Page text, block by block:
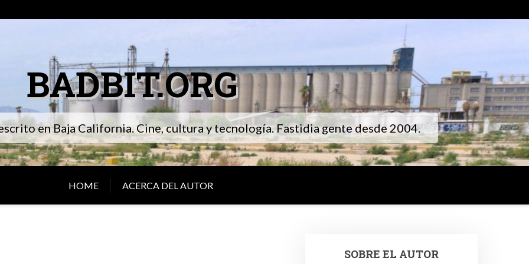
BADBIT.ORG
en Baja California. Cine, cultura y tecnología. Fastidia gente desde 2004.
HOME ACERCA DEL AUTOR
SOBRE EL AUTOR